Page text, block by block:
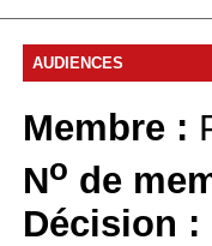
AUDIENCES
Membre :
No de
Décision :